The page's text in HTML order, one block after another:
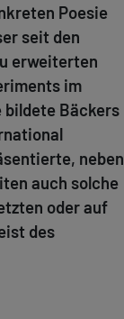
Poesie
seit den
erweiterten
im
bildete Bäckers
neben
auch solche
oder auf
des